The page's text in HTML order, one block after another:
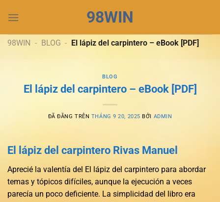
đến
dung
98WIN
98WIN - BLOG - El lápiz del carpintero – eBook [PDF]
BLOG
El lápiz del carpintero – eBook [PDF]
ĐÃ ĐĂNG TRÊN THÁNG 9 20, 2025 BỞI ADMIN
El lápiz del carpintero Rivas Manuel
Aprecié la valentía del El lápiz del carpintero para abordar
temas y tópicos difíciles, aunque la ejecución a veces
parecía un poco deficiente. La simplicidad del libro era